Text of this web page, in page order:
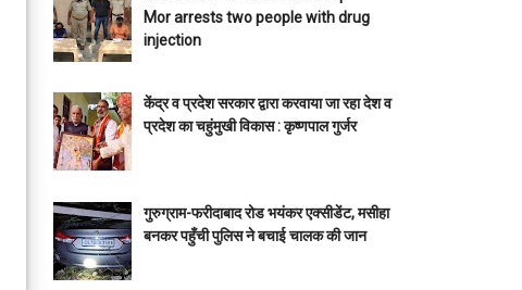
Mor arrests two people with drug
injection
केंद्र व प्रदेश सरकार द्वारा करवाया जा रहा देश व
प्रदेश का चहुंमुखी विकास : कृष्णपाल गुर्जर
गुरुग्राम-फरीदाबाद रोड भयंकर एक्सीडेंट, मसीहा
बनकर पहुँची पुलिस ने बचाई चालक की जान